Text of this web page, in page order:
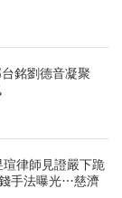
銘劉德音凝聚
律師見證嚴下跪
手法曝光…慈濟